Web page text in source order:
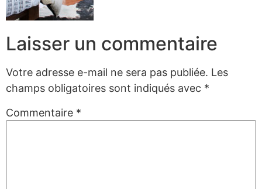
Laisser un commentaire
Votre adresse e-mail ne sera pas publiée. Les
champs obligatoires sont indiqués avec *
Commentaire *